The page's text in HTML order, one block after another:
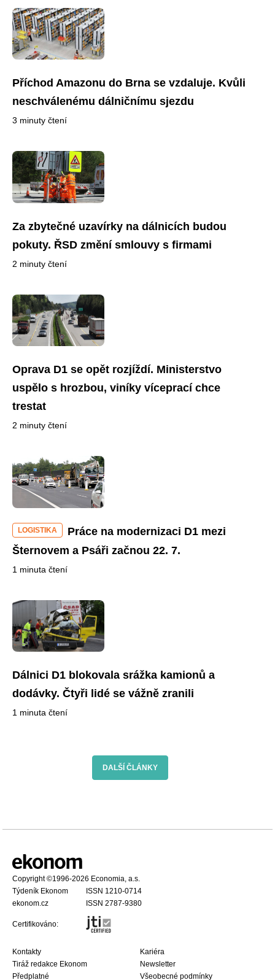
Příchod Amazonu do Brna se vzdaluje. Kvůli
neschválenému dálničnímu sjezdu
3 minuty čtení
Za zbytečné uzavírky na dálnicích budou
pokuty. ŘSD změní smlouvy s firmami
2 minuty čtení
Oprava D1 se opět rozjíždí. Ministerstvo
uspělo s hrozbou, viníky víceprací chce
trestat
2 minuty čtení
LOGISTIKA
Práce na modernizaci D1 mezi
Šternovem a Psáři začnou 22. 7.
1 minuta čtení
Dálnici D1 blokovala srážka kamionů a
dodávky. Čtyři lidé se vážně zranili
1 minuta čtení
DALŠÍ ČLÁNKY
Copyright©1996-2026 Economia, a.s.
Týdeník Ekonom
ISSN 1210-0714
ekonom.cz
ISSN 2787-9380
Certifikováno:
Kontakty
Tiráž redakce Ekonom
Předplatné
Kariéra
Newsletter
Všeobecné podmínky